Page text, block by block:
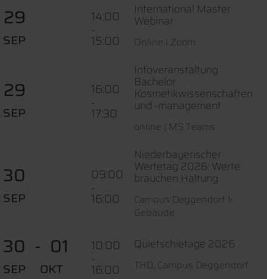
29
SEP
14:00
-
15:00
International Master
Webinar
Online l Zoom
29
SEP
16:00
-
17:30
Infoveranstaltung
Bachelor
Kosmetikwissenschaften
und -management
online | MS Teams
30
SEP
09:00
-
16:00
Niederbayerischer
Wertetag 2026: Werte
brauchen Haltung
Campus Deggendorf I-
Gebäude
30
SEP
01
OKT
10:00
-
16:00
Quietschietage 2026
THD, Campus Deggendorf